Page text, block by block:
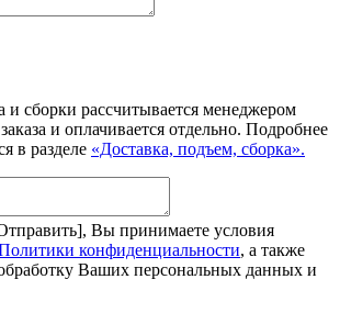
и сборки рассчитывается менеджером
и оплачивается отдельно. Подробнее
в разделе «Доставка, подъем, сборка».
Вы принимаете условия
конфиденциальности, а также
Ваших персональных данных и